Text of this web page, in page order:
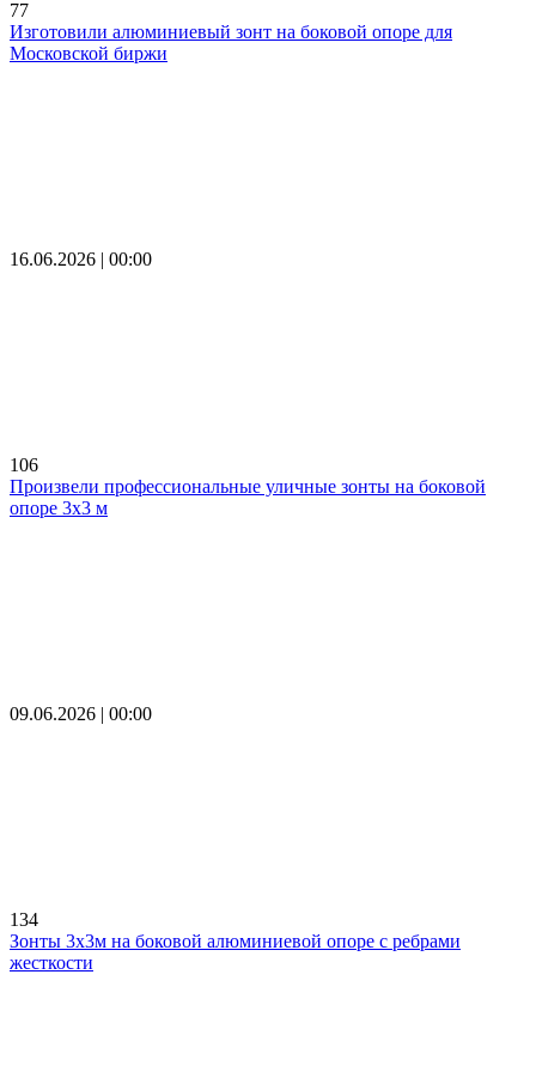
77
Изготовили алюминиевый зонт на боковой опоре для
Московской биржи
16.06.2026 | 00:00
106
Произвели профессиональные уличные зонты на боковой
опоре 3х3 м
09.06.2026 | 00:00
134
Зонты 3х3м на боковой алюминиевой опоре с ребрами
жесткости